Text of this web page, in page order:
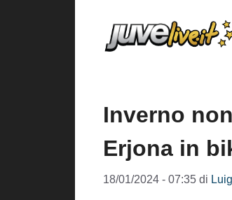
Inverno
Erjona in
18/01/2024 - 07:35 di